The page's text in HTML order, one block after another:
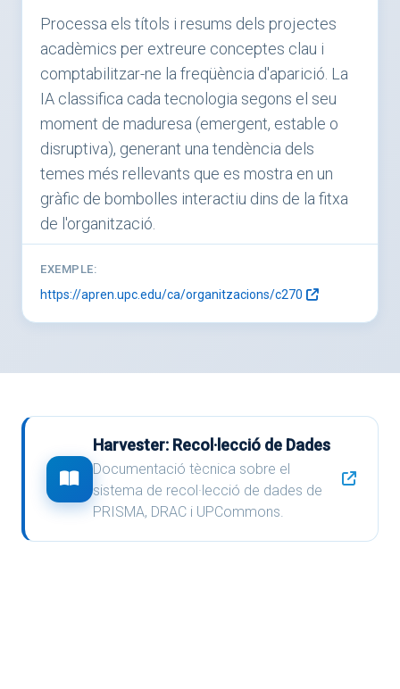
Processa els títols i resums dels projectes
acadèmics per extreure conceptes clau i
comptabilitzar-ne la freqüència d'aparició. La
IA classifica cada tecnologia segons el seu
moment de maduresa (emergent, estable o
disruptiva), generant una tendència dels
temes més rellevants que es mostra en un
gràfic de bombolles interactiu dins de la fitxa
de l'organització.
EXEMPLE:
https://apren.upc.edu/ca/organitzacions/c270
Harvester: Recol·lecció de Dades
Documentació tècnica sobre el
sistema de recol·lecció de dades de
PRISMA, DRAC i UPCommons.